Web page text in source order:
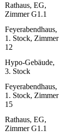
Rathaus, EG,
Zimmer G1.1
Feyerabendhaus,
1. Stock, Zimmer
12
Hypo-Gebäude,
3. Stock
Feyerabendhaus,
1. Stock, Zimmer
15
Rathaus, EG,
Zimmer G1.1